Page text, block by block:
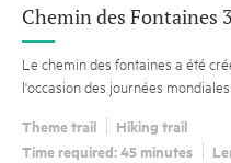
Chemin des Fontaines
Le chemin des fontaines a été
l'occasion des journées
Theme trail
Hiking trail
Time required: 45 minutes